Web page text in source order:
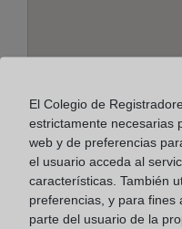
Dirección:
El Colegio de
estrictamente necesarias
web y de preferencias
el usuario acceda al
características. También
preferencias, y para fines
parte del usuario de la